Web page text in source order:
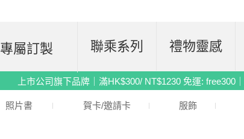
專屬訂製 聯乘系列 禮物靈感
上市公司旗下品牌｜滿HK$300/ NT$1230 免運: free300｜
照片書 賀卡/邀請卡 服飾